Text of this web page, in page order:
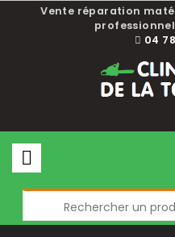
Vente réparation
04